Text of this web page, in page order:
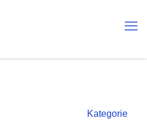
Kategorie